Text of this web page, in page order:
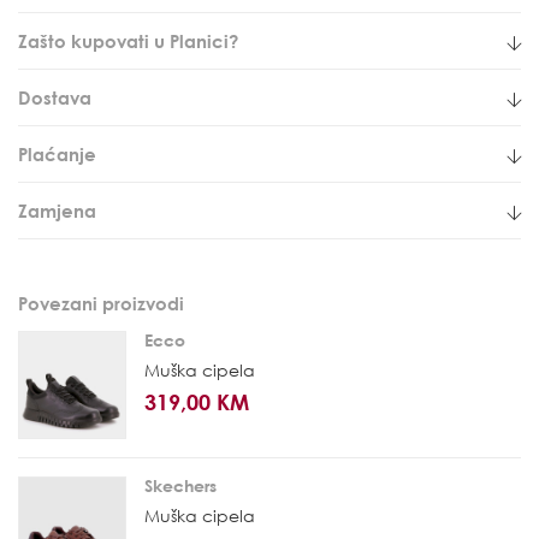
Zašto kupovati u Planici?
Dostava
Plaćanje
Zamjena
Povezani proizvodi
Ecco
Muška cipela
319,00 KM
Skechers
Muška cipela